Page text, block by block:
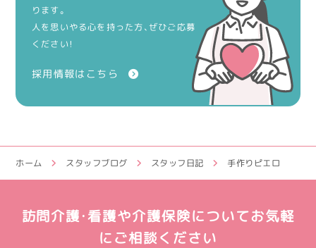
ります。
人を思いやる心を持った方、ぜひご応募
ください！
採用情報はこちら
ホーム スタッフブログ スタッフ日記 手作りピエロ
訪問介護・看護や介護保険についてお気軽
にご相談ください